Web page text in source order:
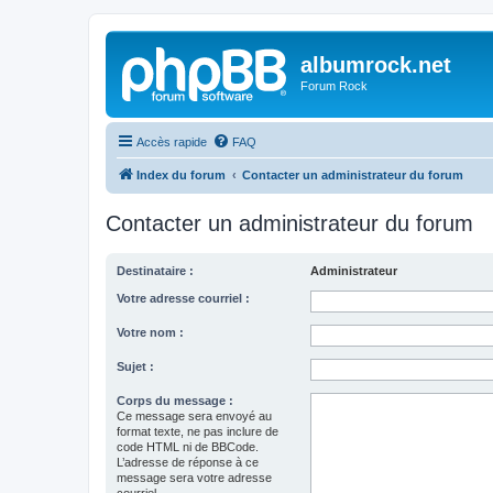
albumrock.net
Forum Rock
Accès rapide FAQ
Index du forum Contacter un administrateur du forum
Contacter un administrateur du forum
Destinataire : Administrateur
Votre adresse courriel :
Votre nom :
Sujet :
Corps du message :
Ce message sera envoyé au
format texte, ne pas inclure de
code HTML ni de BBCode.
L’adresse de réponse à ce
message sera votre adresse